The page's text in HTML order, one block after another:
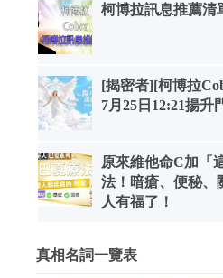
柯博拉訊息推薦清
[揭密者][柯博拉
7月25日12:21揚升
原來維他命C加「
法！暗瘡、便秘、
人有福了！
真相名詞一覽表